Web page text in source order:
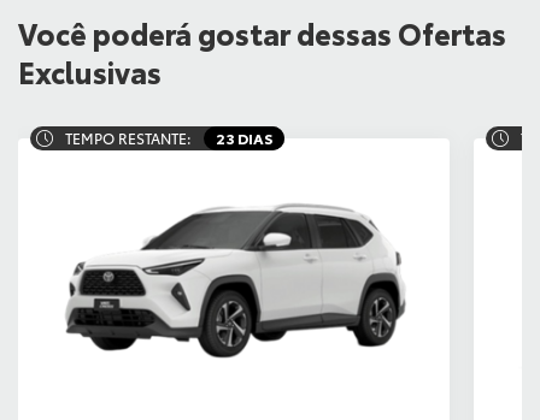
Você poderá gostar dessas Ofertas
Exclusivas
TEMPO RESTANTE: 23 DIAS